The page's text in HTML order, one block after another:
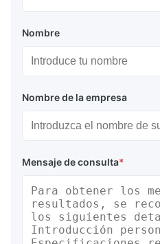
Nombre
Nombre de la empresa
Mensaje de consulta*